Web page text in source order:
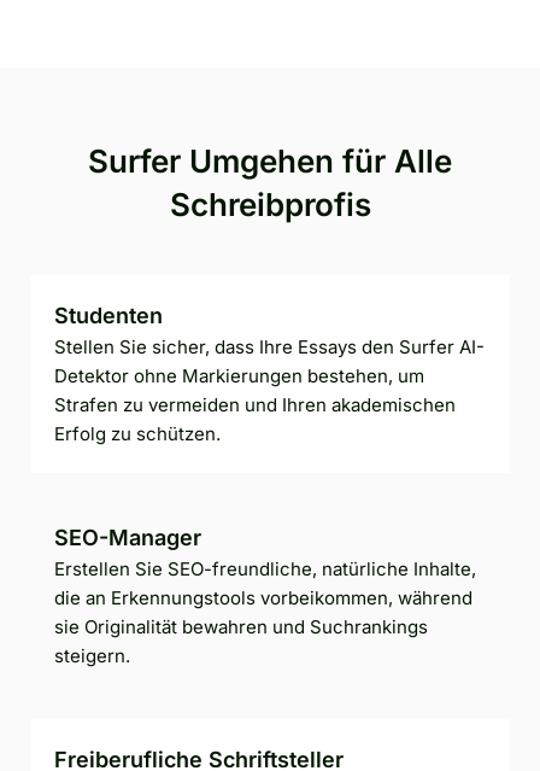
Surfer Umgehen für Alle
Schreibprofis
Studenten
Stellen Sie sicher, dass Ihre Essays den Surfer AI-
Detektor ohne Markierungen bestehen, um
Strafen zu vermeiden und Ihren akademischen
Erfolg zu schützen.
SEO-Manager
Erstellen Sie SEO-freundliche, natürliche Inhalte,
die an Erkennungstools vorbeikommen, während
sie Originalität bewahren und Suchrankings
steigern.
Freiberufliche Schriftsteller